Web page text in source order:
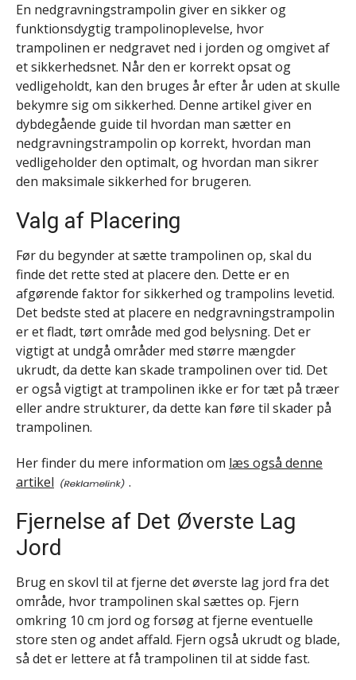
En nedgravningstrampolin giver en sikker og
funktionsdygtig trampolinoplevelse, hvor
trampolinen er nedgravet ned i jorden og omgivet af
et sikkerhedsnet. Når den er korrekt opsat og
vedligeholdt, kan den bruges år efter år uden at skulle
bekymre sig om sikkerhed. Denne artikel giver en
dybdegående guide til hvordan man sætter en
nedgravningstrampolin op korrekt, hvordan man
vedligeholder den optimalt, og hvordan man sikrer
den maksimale sikkerhed for brugeren.
Valg af Placering
Før du begynder at sætte trampolinen op, skal du
finde det rette sted at placere den. Dette er en
afgørende faktor for sikkerhed og trampolins levetid.
Det bedste sted at placere en nedgravningstrampolin
er et fladt, tørt område med god belysning. Det er
vigtigt at undgå områder med større mængder
ukrudt, da dette kan skade trampolinen over tid. Det
er også vigtigt at trampolinen ikke er for tæt på træer
eller andre strukturer, da dette kan føre til skader på
trampolinen.
Her finder du mere information om læs også denne
artikel
.
Fjernelse af Det Øverste Lag
Jord
Brug en skovl til at fjerne det øverste lag jord fra det
område, hvor trampolinen skal sættes op. Fjern
omkring 10 cm jord og forsøg at fjerne eventuelle
store sten og andet affald. Fjern også ukrudt og blade,
så det er lettere at få trampolinen til at sidde fast.